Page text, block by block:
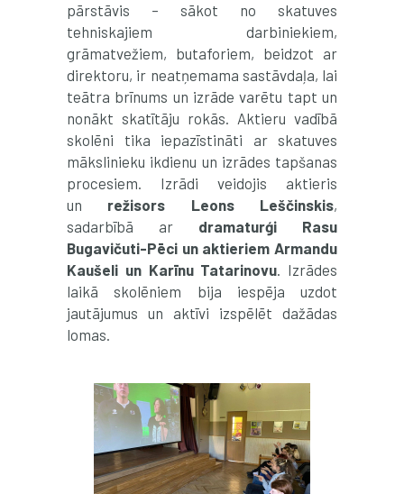
pārstāvis – sākot no skatuves
tehniskajiem darbiniekiem,
grāmatvežiem, butaforiem, beidzot ar
direktoru, ir neatņemama sastāvdaļa, lai
teātra brīnums un izrāde varētu tapt un
nonākt skatītāju rokās. Aktieru vadībā
skolēni tika iepazīstināti ar skatuves
mākslinieku ikdienu un izrādes tapšanas
procesiem. Izrādi veidojis aktieris
un režisors Leons Leščinskis,
sadarbībā ar dramaturģi Rasu
Bugavičuti-Pēci un aktieriem Armandu
Kaušeli un Karīnu Tatarinovu. Izrādes
laikā skolēniem bija iespēja uzdot
jautājumus un aktīvi izspēlēt dažādas
lomas.